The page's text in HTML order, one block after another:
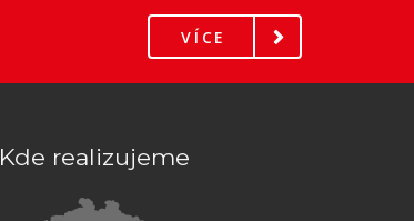
VÍCE
Kde realizujeme